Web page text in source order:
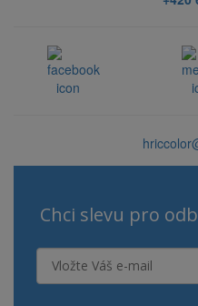
Chci slevu pro